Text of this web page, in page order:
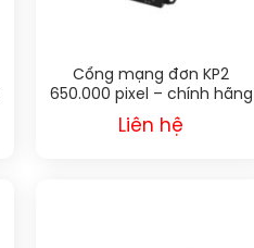
Cổng mạng đơn KP2
650.000 pixel – chính hãng
Kystar
Liên hệ